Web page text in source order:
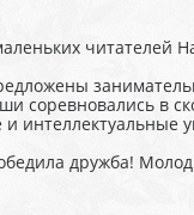
читателей
в
и интеллектуальные
дружба!